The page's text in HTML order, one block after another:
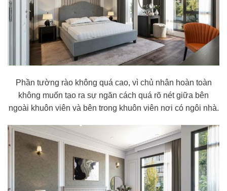
Phần tường rào không quá cao, vì chủ nhân hoàn toàn
không muốn tạo ra sự ngăn cách quá rõ nét giữa bên
ngoài khuôn viên và bên trong khuôn viên nơi có ngôi nhà.